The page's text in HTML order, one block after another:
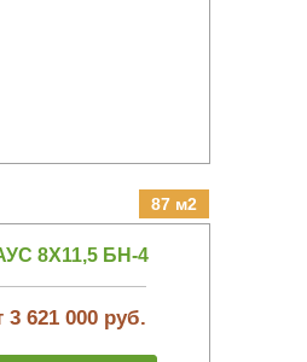
87 м2
8Х11,5 БН-4
3 621 000 руб.